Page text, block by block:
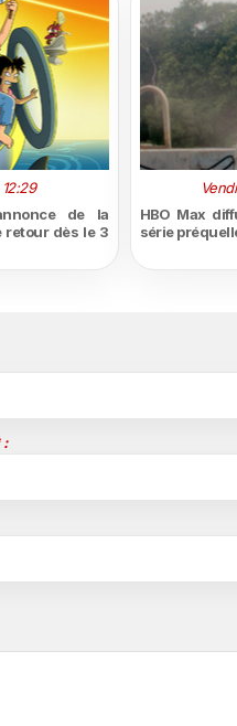
de la
retour dès le 3
HBO Max
série
: